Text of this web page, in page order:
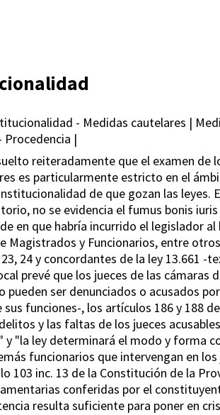
- Medidas cautelares |
|
reiteradamente que el examen
es particularmente estricto en el
de que gozan las leyes.
no se evidencia el fumus bonis
en que habría incurrido el legislador
Magistrados y Funcionarios, entre
24 y concordantes de la ley 13.661
prevé que los jueces de las
pueden ser denunciados o acusados
sus funciones-, los artículos 186 y 188
y las faltas de los jueces
y "la ley determinará el modo y forma
funcionarios que intervengan en
103 inc. 13 de la Constitución de la
conferidas por el
resulta suficiente para poner en